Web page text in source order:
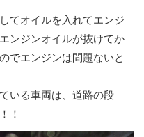
てオイルを入れてエンジ
ンジンオイルが抜けてか
でエンジンは問題ないと
いる車両は、道路の段
！